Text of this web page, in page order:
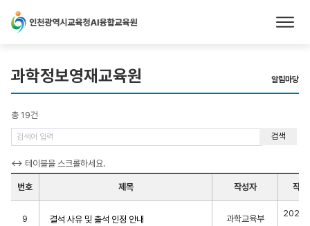
본문 바로가기
과학정보영재교육원 알림마당
총 19건
검색
번호 제목 작성자 작성
9 결석 사유 및 출석 인정 안내 과학교육부